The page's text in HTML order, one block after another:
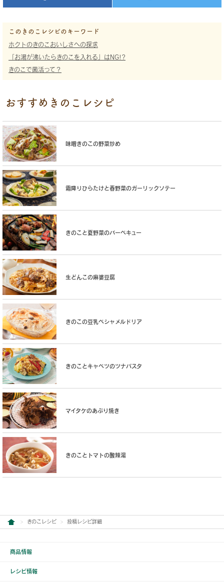
このきのこレシピのキーワード
ホクトのきのこおいしさへの探求
「お湯が沸いたらきのこを入れる」はNG!?
きのこで菌活って？
おすすめきのこレシピ
味噌きのこの野菜炒め
霜降りひらたけと春野菜のガーリックソテー
きのこと夏野菜のバーベキュー
生どんこの麻婆豆腐
きのこの豆乳ベシャメルドリア
きのことキャベツのツナパスタ
マイタケのあぶり焼き
きのことトマトの酸辣湯
きのこレシピ 投稿レシピ詳細
商品情報
レシピ情報